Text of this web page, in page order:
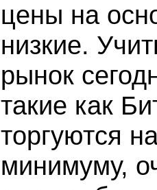
цены на
низкие.
рынок
такие как
торгуются
минимуму,